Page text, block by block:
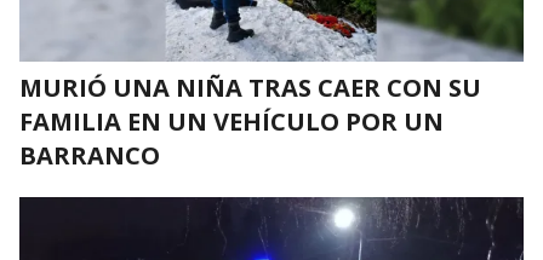
MURIÓ UNA NIÑA TRAS CAER CON SU
FAMILIA EN UN VEHÍCULO POR UN
BARRANCO